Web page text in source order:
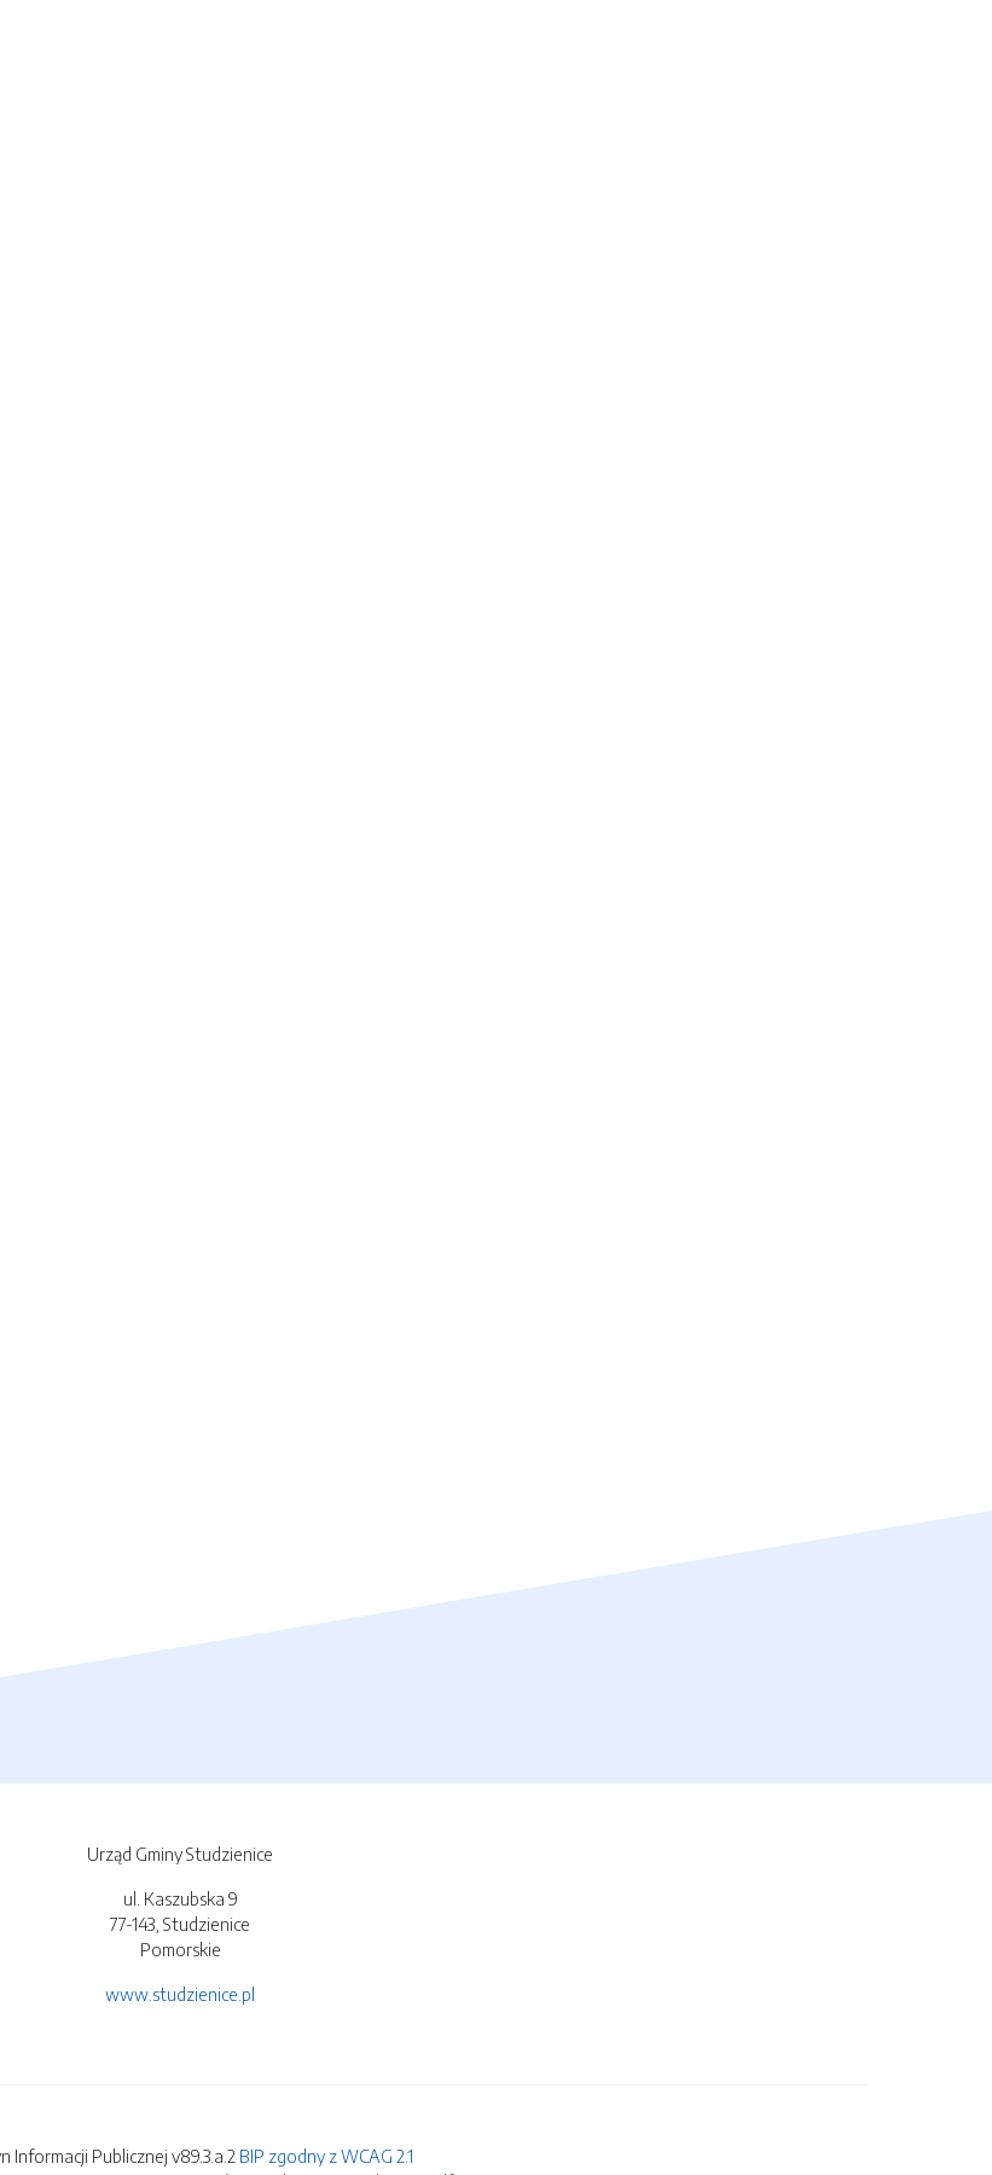
Urząd Gminy Studzienice
ul. Kaszubska 9
77-143, Studzienice
Pomorskie
www.studzienice.pl
Informacji Publicznej v89.3.a.2 BIP zgodny z WCAG 2.1